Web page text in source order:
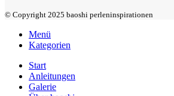
© Copyright 2025 baoshi perleninspirationen
Menü
Kategorien
Start
Anleitungen
Galerie